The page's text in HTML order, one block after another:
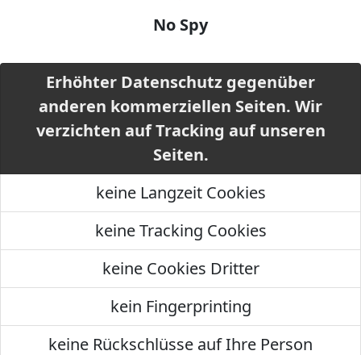
No Spy
Erhöhter Datenschutz gegenüber
anderen kommerziellen Seiten. Wir
verzichten auf Tracking auf unseren
Seiten.
keine Langzeit Cookies
keine Tracking Cookies
keine Cookies Dritter
kein Fingerprinting
keine Rückschlüsse auf Ihre Person